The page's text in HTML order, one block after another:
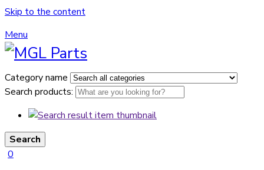
Skip to the content
Menu
Category name
Search products:
Search
0